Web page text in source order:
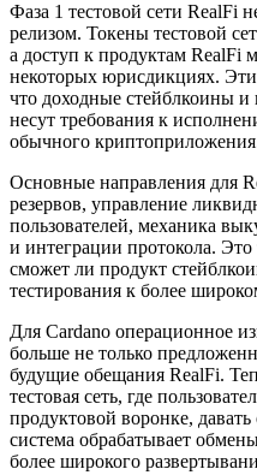
Фаза 1 тестовой сети RealFi
релизом. Токены тестовой
а доступ к продуктам RealFi
некоторых юрисдикциях.
что доходные стейблкоины
несут требования к
обычного
Основные направления для
резервов, управление
пользователей, механика
и интеграции протокола. Это
сможет ли продукт
тестирования к более
Для Cardano операционное
больше не только
будущие обещания RealFi.
тестовая сеть, где
продуктовой воронке,
система обрабатывает
более широкого